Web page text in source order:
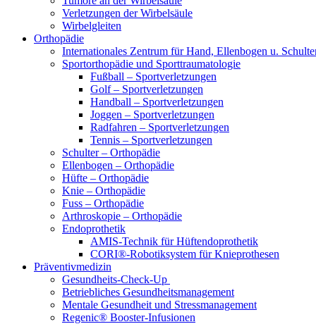
Verletzungen der Wirbelsäule
Wirbelgleiten
Orthopädie
Internationales Zentrum für Hand, Ellenbogen u.
Sportorthopädie und Sporttraumatologie
Fußball – Sportverletzungen
Golf – Sportverletzungen
Handball – Sportverletzungen
Joggen – Sportverletzungen
Radfahren – Sportverletzungen
Tennis – Sportverletzungen
Schulter – Orthopädie
Ellenbogen – Orthopädie
Hüfte – Orthopädie
Knie – Orthopädie
Fuss – Orthopädie
Arthroskopie – Orthopädie
Endoprothetik
AMIS-Technik für Hüftendoprothetik
CORI®-Robotiksystem für Knieprothesen
Präventivmedizin
Gesundheits-Check-Up
Betriebliches Gesundheitsmanagement
Mentale Gesundheit und Stressmanagement
Regenic® Booster-Infusionen